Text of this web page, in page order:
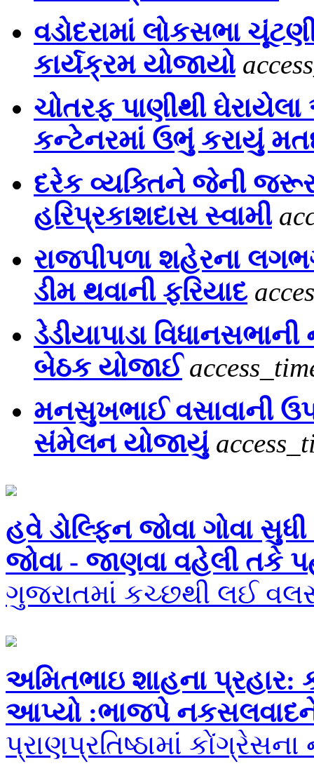
વડોદરામાં લોકસભા
કાર્યક્રમ યોજાયો
ચોતરફ પાણીથી ઘેરાયેલા
કન્ટેનરમાં ઉભું કરાયું
દરેક વ્યક્તિને જેની જરૂર
હરિપ્રકાશદાસ સ્વામી
રાજપીપળા શહેરના
ડીમ થવાની ફરિયાદ
ડેડીયાપાડા
બેઠક યોજાઈ
મનસુખભાઈ વસાવાની
સંમેલન યોજાયું
હવે ડોલ્ફિન જોવા ગોવા
જોવા - જાણવા વહેલી તકે
ગુજરાતમાં કચ્છથી લઈ
અમિતભાઇ શાહના પ્રહાર:
આપ્યો :ભાજપે
પ્રાણપ્રતિષ્ઠામાં